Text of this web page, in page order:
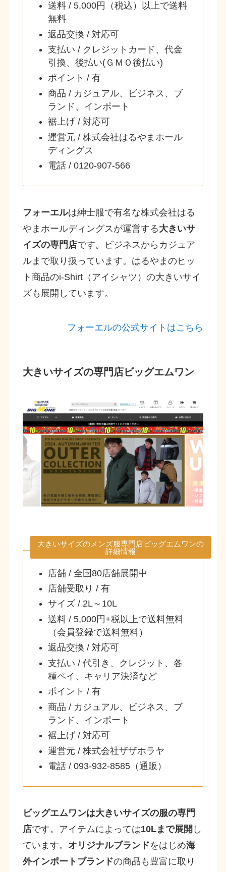
送料 / 5,000円（税込）以上で送料
無料
返品交換 / 対応可
支払い / クレジットカード、代金
引換、後払い(ＧＭＯ後払い)
ポイント / 有
商品 / カジュアル、ビジネス、ブ
ランド、インポート
裾上げ / 対応可
運営元 / 株式会社はるやまホール
ディングス
電話 / 0120-907-566
フォーエルは紳士服で有名な株式会社はる
やまホールディングスが運営する大きいサ
イズの専門店です。ビジネスからカジュア
ルまで取り扱っています。はるやまのヒッ
ト商品のi-Shirt（アイシャツ）の大きいサイ
ズも展開しています。
フォーエルの公式サイトはこちら
大きいサイズの専門店ビッグエムワン
大きいサイズのメンズ服専門店ビッグエムワンの
詳細情報
店舗 / 全国80店舗展開中
店舗受取り / 有
サイズ / 2L～10L
送料 / 5,000円+税以上で送料無料
（会員登録で送料無料）
返品交換 / 対応可
支払い / 代引き、クレジット、各
種ペイ、キャリア決済など
ポイント / 有
商品 / カジュアル、ビジネス、ブ
ランド、インポート
裾上げ / 対応可
運営元 / 株式会社ザザホラヤ
電話 / 093-932-8585（通販）
ビッグエムワンは大きいサイズの服の専門
店です。アイテムによっては10Lまで展開 し
ています。 オリジナルブランドをはじめ海
外インポートブランドの商品も豊富に取り